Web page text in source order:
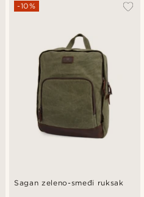
Sagan zeleno-smeđi ruksak
-10%